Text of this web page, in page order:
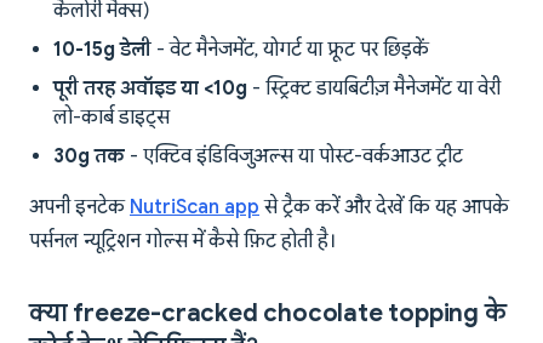
कैलोरी मैक्स)
10-15g डेली - वेट मैनेजमेंट, योगर्ट या फ्रूट पर छिड़कें
पूरी तरह अवॉइड या <10g - स्ट्रिक्ट डायबिटीज़ मैनेजमेंट या वेरी
लो-कार्ब डाइट्स
30g तक - एक्टिव इंडिविजुअल्स या पोस्ट-वर्कआउट ट्रीट
अपनी इनटेक NutriScan app से ट्रैक करें और देखें कि यह आपके
पर्सनल न्यूट्रिशन गोल्स में कैसे फ़िट होती है।
क्या freeze-cracked chocolate topping के